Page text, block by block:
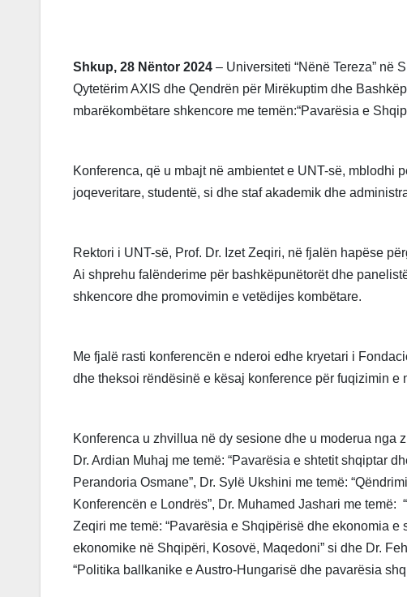
Shkup, 28 Nëntor 2024 – Universiteti “Nënë Tereza” në
Qytetërim AXIS dhe Qendrën për Mirëkuptim dhe
mbarëkombëtare shkencore me temën:“Pavarësia e
Konferenca, që u mbajt në ambientet e UNT-së, mblodhi
joqeveritare, studentë, si dhe staf akademik dhe
Rektori i UNT-së, Prof. Dr. Izet Zeqiri, në fjalën hapëse
Ai shprehu falënderime për bashkëpunëtorët dhe
shkencore dhe promovimin e vetëdijes kombëtare.
Me fjalë rasti konferencën e nderoi edhe kryetari i
dhe theksoi rëndësinë e kësaj konference për fuqizimin e
Konferenca u zhvillua në dy sesione dhe u moderua nga
Dr. Ardian Muhaj me temë: “Pavarësia e shtetit shqiptar
Perandoria Osmane”, Dr. Sylë Ukshini me temë:
Konferencën e Londrës”, Dr. Muhamed Jashari me
Zeqiri me temë: “Pavarësia e Shqipërisë dhe ekonomia
ekonomike në Shqipëri, Kosovë, Maqedoni” si dhe Dr.
“Politika ballkanike e Austro-Hungarisë dhe pavarësia